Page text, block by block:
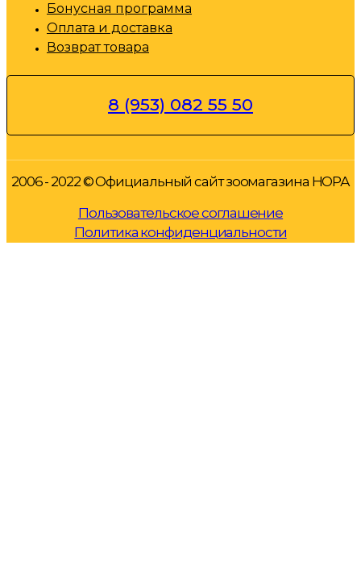
Бонусная программа
Оплата и доставка
Возврат товара
8 (953) 082 55 50
2006 - 2022 © Официальный сайт зоомагазина НОРА
Пользовательское соглашение
Политика конфиденциальности